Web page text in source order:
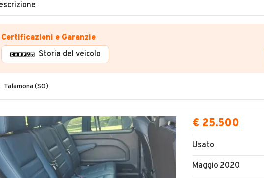
Certificazioni e Garanzie
Storia del veicolo
Talamona (SO)
€ 25.500
Usato
Maggio 2020